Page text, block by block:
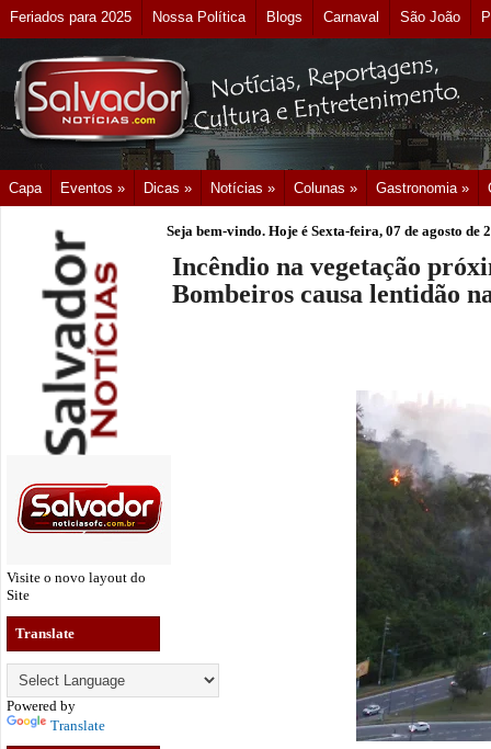
Feriados para 2025 Nossa Política Blogs Carnaval São João
Capa Eventos » Dicas » Notícias » Colunas » Gastronomia »
Visite o novo layout do
Site
Translate
Powered by
Translate
Seja bem-vindo. Hoje é Sexta-feira, 07 de agosto de
Incêndio na vegetação
Bombeiros causa lentidão